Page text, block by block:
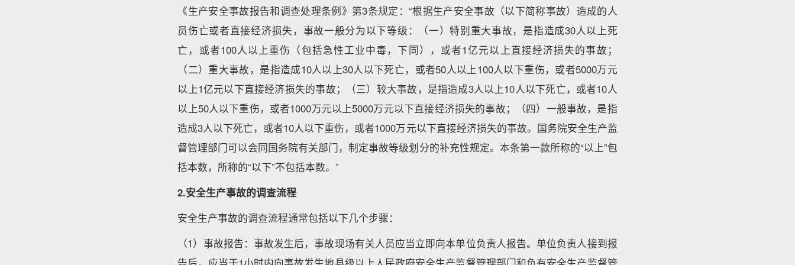
《生产安全事故报告和调查处理条例》第3条规定：“根据生产安全事故（以下简称事故）造成的人
员伤亡或者直接经济损失，事故一般分为以下等级：（一）特别重大事故，是指造成30人以上死
亡，或者100人以上重伤（包括急性工业中毒，下同），或者1亿元以上直接经济损失的事故；
（二）重大事故，是指造成10人以上30人以下死亡，或者50人以上100人以下重伤，或者5000万元
以上1亿元以下直接经济损失的事故；（三）较大事故，是指造成3人以上10人以下死亡，或者10人
以上50人以下重伤，或者1000万元以上5000万元以下直接经济损失的事故；（四）一般事故，是指
造成3人以下死亡，或者10人以下重伤，或者1000万元以下直接经济损失的事故。国务院安全生产监
督管理部门可以会同国务院有关部门，制定事故等级划分的补充性规定。本条第一款所称的“以上”包
括本数，所称的“以下”不包括本数。”
2.安全生产事故的调查流程
安全生产事故的调查流程通常包括以下几个步骤：
（1）事故报告：事故发生后，事故现场有关人员应当立即向本单位负责人报告。单位负责人接到报